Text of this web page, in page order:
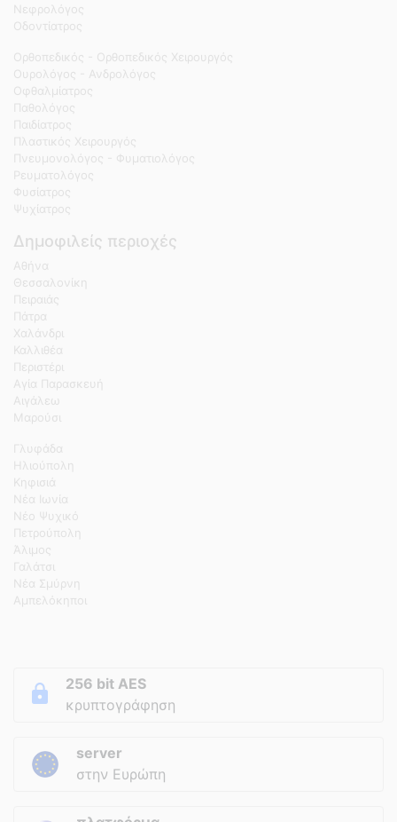
Νεφρολόγος
Οδοντίατρος
Ορθοπεδικός - Ορθοπεδικός Χειρουργός
Ουρολόγος - Ανδρολόγος
Οφθαλμίατρος
Παθολόγος
Παιδίατρος
Πλαστικός Χειρουργός
Πνευμονολόγος - Φυματιολόγος
Ρευματολόγος
Φυσίατρος
Ψυχίατρος
Δημοφιλείς περιοχές
Αθήνα
Θεσσαλονίκη
Πειραιάς
Πάτρα
Χαλάνδρι
Καλλιθέα
Περιστέρι
Αγία Παρασκευή
Αιγάλεω
Μαρούσι
Γλυφάδα
Ηλιούπολη
Κηφισιά
Νέα Ιωνία
Νέο Ψυχικό
Πετρούπολη
Άλιμος
Γαλάτσι
Νέα Σμύρνη
Αμπελόκηποι
256 bit AES
κρυπτογράφηση
server
στην Ευρώπη